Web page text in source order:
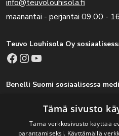
info@teuvolouhisola.fi
maanantai - perjantai 09.00 -
Teuvo Louhisola Oy
Facebook Instagram YouTube
Benelli Suomi sosiaalisessa
Tämä sivusto
Tämä verkkosivusto käyttää
parantamiseksi. Käyttämällä